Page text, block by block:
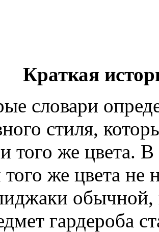
Краткая
словари
стиля,
того же цвета.
же цвета не
гардероба